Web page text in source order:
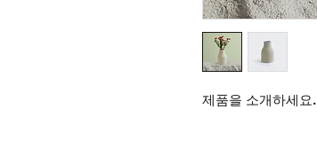
제품을 소개하세요.